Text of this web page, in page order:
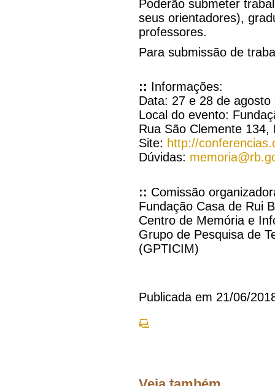
Poderão submeter
seus orientadores),
professores.
Para submissão de
:: Informações:
Data: 27 e 28 de agosto
Local do evento:
Rua São Clemente
Site: http://
Dúvidas:
:: Comissão
Fundação Casa de Rui
Centro de Memória e
Grupo de Pesquisa de
(GPTICIM)
Publicada em 21/06/